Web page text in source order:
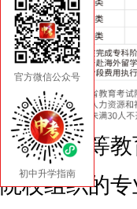
参加高等
院校组织的
官方微信公众号
初中升学指南